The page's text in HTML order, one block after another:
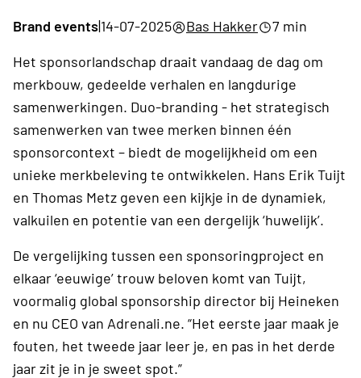
Brand events|14-07-2025 Bas Hakker
7 min
Het sponsorlandschap draait vandaag de dag om
merkbouw, gedeelde verhalen en langdurige
samenwerkingen. Duo-branding - het strategisch
samenwerken van twee merken binnen één
sponsorcontext – biedt de mogelijkheid om een
unieke merkbeleving te ontwikkelen. Hans Erik Tuijt
en Thomas Metz geven een kijkje in de dynamiek,
valkuilen en potentie van een dergelijk ‘huwelijk’.
De vergelijking tussen een sponsoringproject en
elkaar ‘eeuwige’ trouw beloven komt van Tuijt,
voormalig global sponsorship director bij Heineken
en nu CEO van Adrenali.ne. “Het eerste jaar maak je
fouten, het tweede jaar leer je, en pas in het derde
jaar zit je in je sweet spot.”